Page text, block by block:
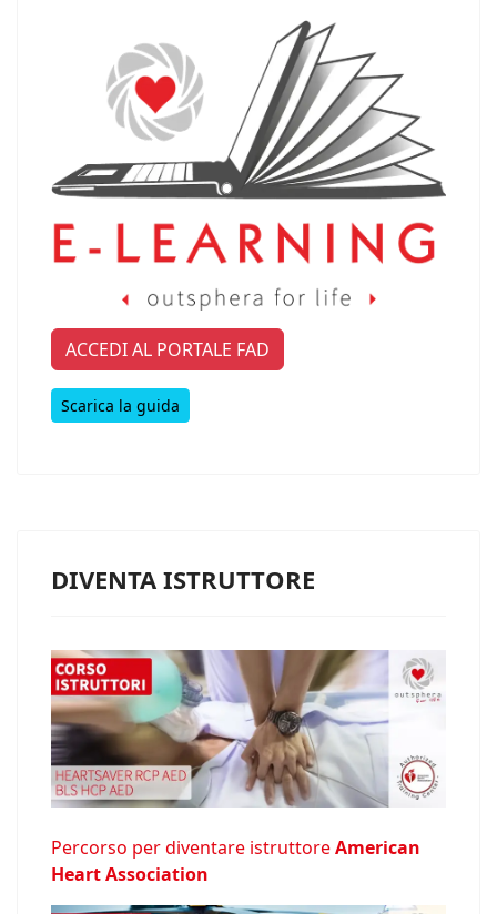
ACCEDI AL PORTALE FAD
Scarica la guida
DIVENTA ISTRUTTORE
Percorso per diventare istruttoreAmerican
Heart Association